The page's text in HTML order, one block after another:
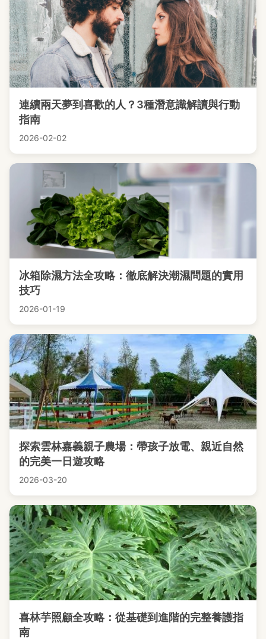
連續兩天夢到喜歡的人？3種潛意識解讀與行動
指南
2026-02-02
冰箱除濕方法全攻略：徹底解決潮濕問題的實用
技巧
2026-01-19
探索雲林嘉義親子農場：帶孩子放電、親近自然
的完美一日遊攻略
2026-03-20
喜林芋照顧全攻略：從基礎到進階的完整養護指
南